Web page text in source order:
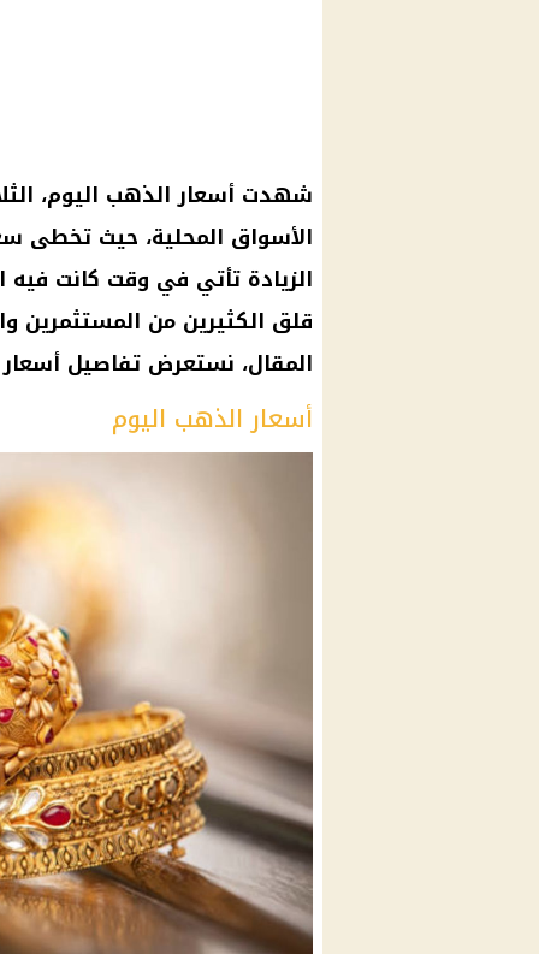
الزيادة تأتي في وقت كانت فيه
قلق الكثيرين من المستثمرين
المقال، نستعرض تفاصيل
أسعار الذهب اليوم